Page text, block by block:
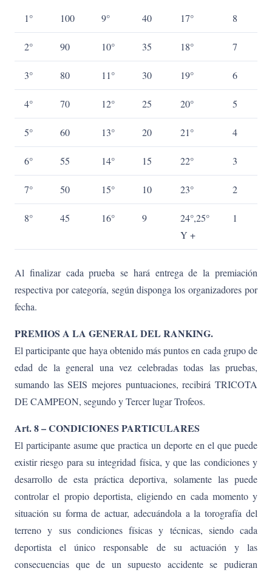
1° 100 9° 40 17° 8
2° 90 10° 35 18° 7
3° 80 11° 30 19° 6
4° 70 12° 25 20° 5
5° 60 13° 20 21° 4
6° 55 14° 15 22° 3
7° 50 15° 10 23° 2
8° 45 16° 9
24°,25°
Y +
1
Al finalizar cada prueba se hará entrega de la premiación
respectiva por categoría, según disponga los organizadores por
fecha.
PREMIOS A LA GENERAL DEL RANKING.
El participante que haya obtenido más puntos en cada grupo de
edad de la general una vez celebradas todas las pruebas,
sumando las SEIS mejores puntuaciones, recibirá TRICOTA
DE CAMPEON, segundo y Tercer lugar Trofeos.
Art. 8 – CONDICIONES PARTICULARES
El participante asume que practica un deporte en el que puede
existir riesgo para su integridad física, y que las condiciones y
desarrollo de esta práctica deportiva, solamente las puede
controlar el propio deportista, eligiendo en cada momento y
situación su forma de actuar, adecuándola a la torografía del
terreno y sus condiciones físicas y técnicas, siendo cada
deportista el único responsable de su actuación y las
consecuencias que de un supuesto accidente se pudieran